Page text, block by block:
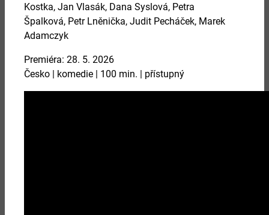
08.
září 2026
Kostka, Jan Vlasák, Dana Syslová, Petra
Špalková, Petr Lněnička, Judit Pecháček, Marek
Adamczyk
Premiéra: 28. 5. 2026
Česko | komedie | 100 min. | přístupný